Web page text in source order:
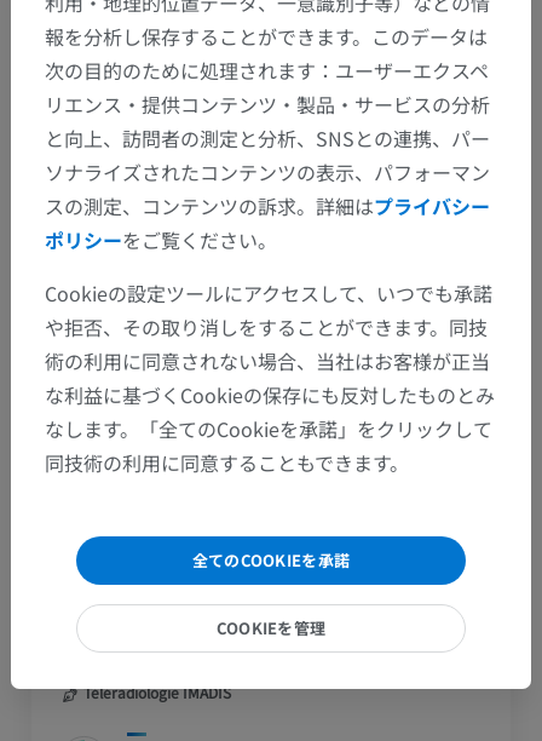
Tumeur neuro-endocrine du grêle
Imadis
IMADIS groupe
Invagination iléo-iléale
Téléradiologie IMADIS
報を分析し保存することができます。このデータは
次の目的のために処理されます：ユーザーエクスペ
リエンス・提供コンテンツ・製品・サービスの分析
と向上、訪問者の測定と分析、SNSとの連携、パー
ソナライズされたコンテンツの表示、パフォーマン
スの測定、コンテンツの訴求。詳細はプライバシー
ポリシーをご覧ください。
Cookieの設定ツールにアクセスして、いつでも承諾
や拒否、その取り消しをすることができます。同技
術の利用に同意されない場合、当社はお客様が正当
な利益に基づくCookieの保存にも反対したものとみ
なします。「全てのCookieを承諾」をクリックして
同技術の利用に同意することもできます。
全てのCOOKIEを承諾
COOKIEを管理